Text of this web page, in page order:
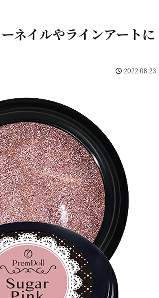
ネイルやラインアートに
2022.08.23